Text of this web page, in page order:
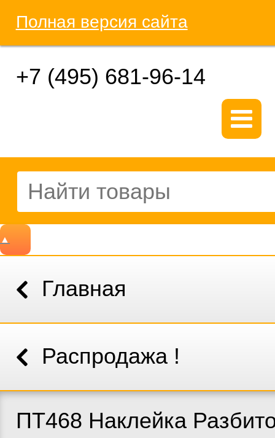
Полная версия сайта
+7 (495) 681-96-14
▲
Главная
Распродажа !
ПТ468 Наклейка